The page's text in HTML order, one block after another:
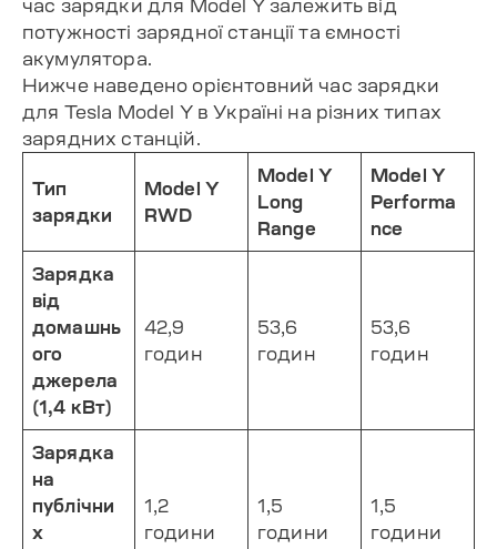
час зарядки для Model Y залежить від
потужності зарядної станції та ємності
акумулятора.
Нижче наведено орієнтовний час зарядки
для Tesla Model Y в Україні на різних типах
зарядних станцій.
Тип
зарядки
Model Y
RWD
Model Y
Long
Range
Model Y
Performa
nce
Зарядка
від
домашнь
ого
джерела
(1,4 кВт)
42,9
годин
53,6
годин
53,6
годин
Зарядка
на
публічни
х
1,2
години
1,5
години
1,5
години